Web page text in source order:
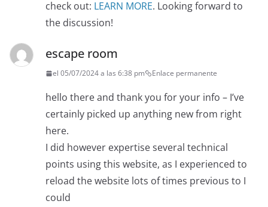
check out: LEARN MORE. Looking forward to
the discussion!
escape room
el 05/07/2024 a las 6:38 pm Enlace permanente
hello there and thank you for your info – I’ve
certainly picked up anything new from right
here.
I did however expertise several technical
points using this website, as I experienced to
reload the website lots of times previous to I
could